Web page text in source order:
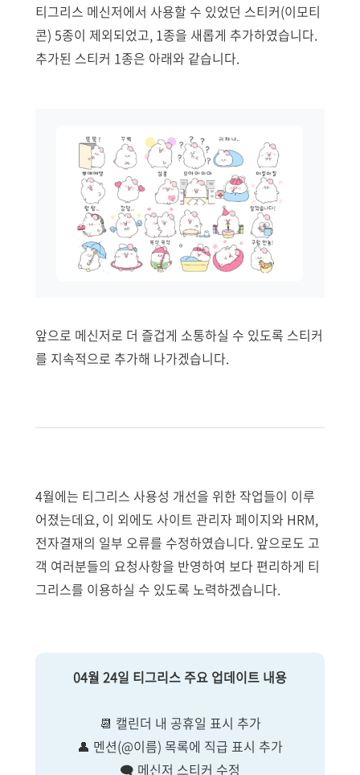
티그리스 메신저에서 사용할 수 있었던 스티커(이모티
콘) 5종이 제외되었고, 1종을 새롭게 추가하였습니다.
추가된 스티커 1종은 아래와 같습니다.
앞으로 메신저로 더 즐겁게 소통하실 수 있도록 스티커
를 지속적으로 추가해 나가겠습니다.
4월에는 티그리스 사용성 개선을 위한 작업들이 이루
어졌는데요, 이 외에도 사이트 관리자 페이지와 HRM,
전자결재의 일부 오류를 수정하였습니다. 앞으로도 고
객 여러분들의 요청사항을 반영하여 보다 편리하게 티
그리스를 이용하실 수 있도록 노력하겠습니다.
04월 24일 티그리스 주요 업데이트 내용
📆 캘린더 내 공휴일 표시 추가
👤 멘션(@이름) 목록에 직급 표시 추가
🗨 메신저 스티커 수정